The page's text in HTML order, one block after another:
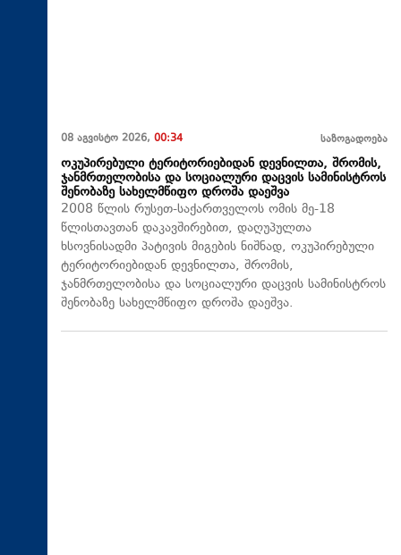
08 აგვისტო 2026, 00:34 საზოგადოება
ოკუპირებული ტერიტორიებიდან დევნილთა, შრომის,
ჯანმრთელობისა და სოციალური დაცვის სამინისტროს
შენობაზე სახელმწიფო დროშა დაეშვა
2008 წლის რუსეთ-საქართველოს ომის მე-18
წლისთავთან დაკავშირებით, დაღუპულთა
ხსოვნისადმი პატივის მიგების ნიშნად, ოკუპირებული
ტერიტორიებიდან დევნილთა, შრომის,
ჯანმრთელობისა და სოციალური დაცვის სამინისტროს
შენობაზე სახელმწიფო დროშა დაეშვა.